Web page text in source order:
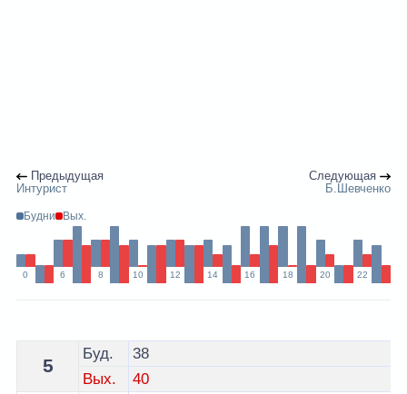
Предыдущая
Интурист
Следующая
Б.Шевченко
Будни Вых.
0 6 8 10 12 14 16 18 20 22
Расписание 9 автобуса Брест по остановке
5
Буд.
38
Вых.
40